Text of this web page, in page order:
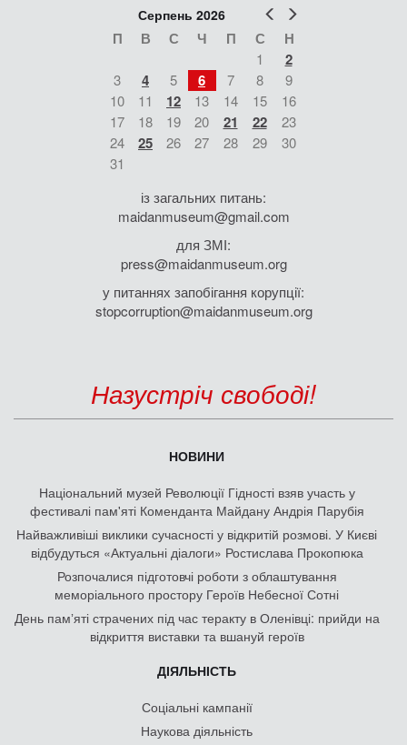
Попер
Серпень 2026
П В С Ч П С Н
1 2
3 4 5 6 7 8
9
10
11 12 13 14 15
16
17
18 19 20 21 22
23
24
25 26 27 28 29
30
31
із загальних питань:
maidanmuseum@gmail.com
для ЗМІ:
press@maidanmuseum.org
у питаннях запобігання корупції:
stopcorruption@maidanmuseum.org
Назустріч свободі!
НОВИНИ
Національний музей Революції Гідності взяв участь у
фестивалі пам'яті Коменданта Майдану Андрія Парубія
Найважливіші виклики сучасності у відкритій розмові. У Києві
відбудуться «Актуальні діалоги» Ростислава Прокопюка
Розпочалися підготовчі роботи з облаштування
меморіального простору Героїв Небесної Сотні
День памʼяті страчених під час теракту в Оленівці: прийди на
відкриття виставки та вшануй героїв
ДІЯЛЬНІСТЬ
Соціальні кампанії
Наукова діяльність